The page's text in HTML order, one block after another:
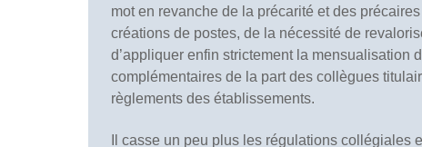
mot en revanche de la précarité et des
créations de postes, de la nécessité de
d’appliquer enfin strictement la mensualisation
complémentaires de la part des collègues
règlements des établissements.
Il casse un peu plus les régulations